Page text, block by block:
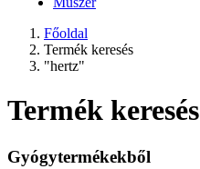
Főoldal
Termék keresés
"hertz"
Termék keresés
Gyógytermékekből